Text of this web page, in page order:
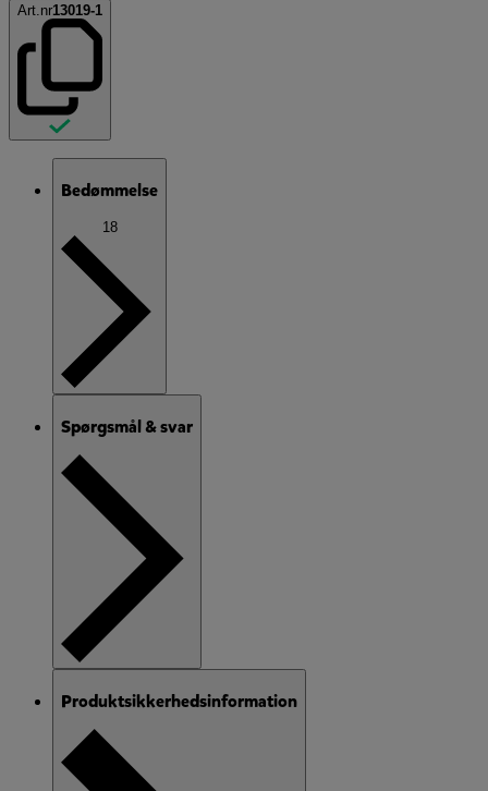
Art.nr13019-1
Bedømmelse
18
Spørgsmål & svar
Produktsikkerhedsinformation